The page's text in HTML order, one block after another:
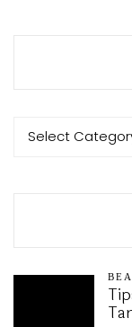
Categories
Select
Categories